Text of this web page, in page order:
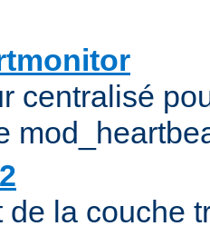
centralisé
de la couche